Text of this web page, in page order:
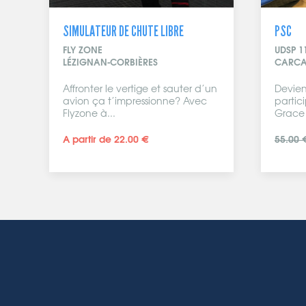
SIMULATEUR DE CHUTE LIBRE
FLY ZONE
LÉZIGNAN-CORBIÈRES
Affronter le vertige et sauter d’un
avion ça t’impressionne? Avec
Flyzone à...
A partir de 22.00 €
PSC
UDSP
55.00